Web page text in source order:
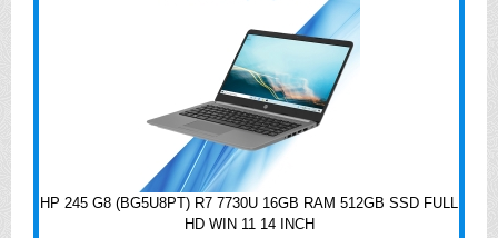
HP 245 G8 (BG5U8PT) R7 7730U 16GB RAM 512GB SSD FULL
HD WIN 11 14 INCH